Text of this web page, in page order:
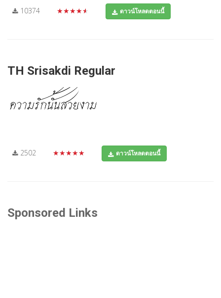
10374 ★★★★★ ดาวน์โหลดตอนนี้
TH Srisakdi Regular
2502 ★★★★★ ดาวน์โหลดตอนนี้
Sponsored Links